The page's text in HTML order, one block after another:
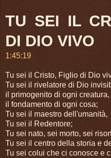
TU SEI IL
DI DIO VIVO
1:45:19
Tu sei il Cristo, Figlio di Dio
Tu sei il rivelatore di Dio
il primogenito di ogni creatura,
il fondamento di ogni cosa;
Tu sei il maestro dell'umanità,
Tu sei il Redentore;
Tu sei nato, sei morto, sei
Tu sei il centro della storia e
Tu sei colui che ci conosce e